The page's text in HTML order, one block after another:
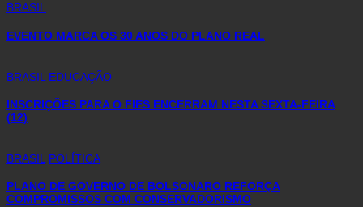
BRASIL
EVENTO MARCA OS 30 ANOS DO PLANO REAL
BRASIL EDUCAÇÃO
INSCRIÇÕES PARA O FIES ENCERRAM NESTA SEXTA-FEIRA
(12)
BRASIL POLÍTICA
PLANO DE GOVERNO DE BOLSONARO REFORÇA
COMPROMISSOS COM CONSERVADORISMO